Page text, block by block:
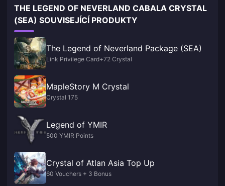
THE LEGEND OF NEVERLAND CABALA CRYSTAL
(SEA) SOUVISEJÍCÍ PRODUKTY
The Legend of Neverland Package (SEA)
Link Privilege Card+72 Crystal
MapleStory M Crystal
Crystal 175
Legend of YMIR
500 YMIR Points
Crystal of Atlan Asia Top Up
60 Vouchers + 3 Bonus